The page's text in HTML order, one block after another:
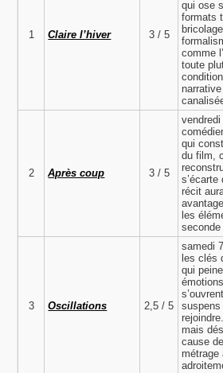
1 Claire l’hiver 3 / 5
qui ose
formats
comme
toute
2 Après coup 3 / 5
qui
du film,
récit
les
seconde
3 Oscillations 2,5 / 5
samedi
les clés
qui
mais
cause
métrage